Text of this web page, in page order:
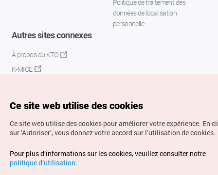
Politique de traitement des
données de localisation
personnelle
Autres sites connexes
À propos du KTO
K-MICE
Droits d’auteur (c) Office National du Tourisme en Corée.
Tous droits réservés.
Pour les rapports d'erreurs et demandes de renseignements,
Ce site web utilise des cookies
Ce site web utilise des cookies pour améliorer votre expérience. En
sur ‘Autoriser’, vous donnez votre accord sur l’utilisation de cookies.
Pour plus d’informations sur les cookies, veuillez consulter notre
politique d’utilisation.